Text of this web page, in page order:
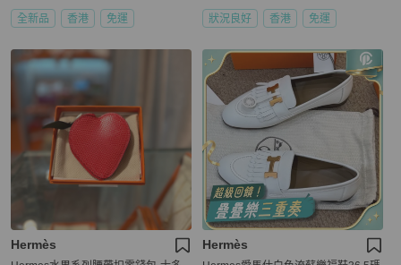
全新品 香港 免運 狀況良好 香港 免運
Hermès Hermès